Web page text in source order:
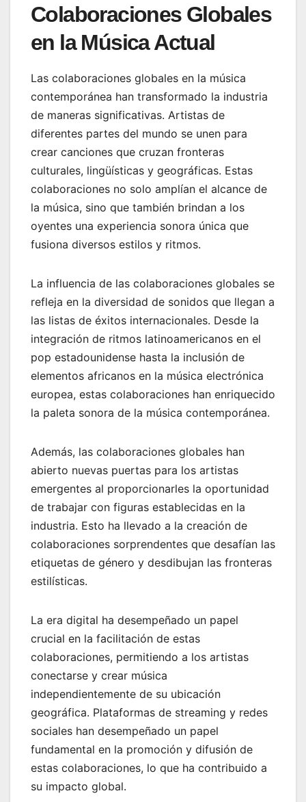
Colaboraciones Globales
en la Música Actual
Las colaboraciones globales en la música
contemporánea han transformado la industria
de maneras significativas. Artistas de
diferentes partes del mundo se unen para
crear canciones que cruzan fronteras
culturales, lingüísticas y geográficas. Estas
colaboraciones no solo amplían el alcance de
la música, sino que también brindan a los
oyentes una experiencia sonora única que
fusiona diversos estilos y ritmos.
La influencia de las colaboraciones globales se
refleja en la diversidad de sonidos que llegan a
las listas de éxitos internacionales. Desde la
integración de ritmos latinoamericanos en el
pop estadounidense hasta la inclusión de
elementos africanos en la música electrónica
europea, estas colaboraciones han enriquecido
la paleta sonora de la música contemporánea.
Además, las colaboraciones globales han
abierto nuevas puertas para los artistas
emergentes al proporcionarles la oportunidad
de trabajar con figuras establecidas en la
industria. Esto ha llevado a la creación de
colaboraciones sorprendentes que desafían las
etiquetas de género y desdibujan las fronteras
estilísticas.
La era digital ha desempeñado un papel
crucial en la facilitación de estas
colaboraciones, permitiendo a los artistas
conectarse y crear música
independientemente de su ubicación
geográfica. Plataformas de streaming y redes
sociales han desempeñado un papel
fundamental en la promoción y difusión de
estas colaboraciones, lo que ha contribuido a
su impacto global.